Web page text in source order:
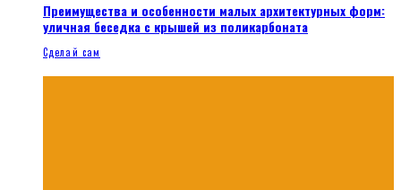
Преимущества и особенности малых архитектурных форм:
уличная беседка с крышей из поликарбоната
Сделай сам